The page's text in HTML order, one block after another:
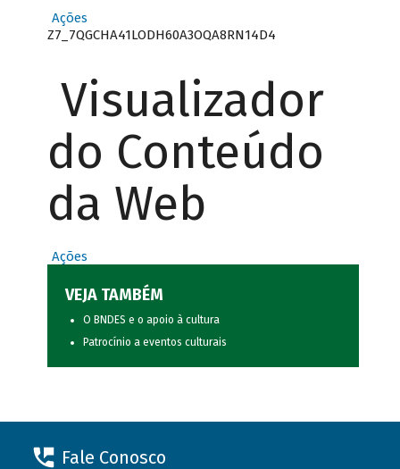
Ações
Z7_7QGCHA41LODH60A3OQA8RN14D4
Visualizador
do Conteúdo
da Web
Ações
VEJA TAMBÉM
O BNDES e o apoio à cultura
Patrocínio a eventos culturais
Fale Conosco